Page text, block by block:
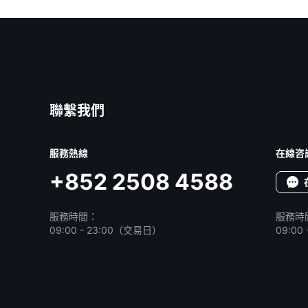
聯繫我們
服務熱線
+852 2508 4588
服務時間：
09:00 - 23:00（交易日）
在線咨
服務時
09:00